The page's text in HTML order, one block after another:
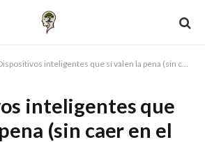
inteligentes que sí valen la pena (sin caer en el consumismo tonto)
inteligentes que
(sin caer en el